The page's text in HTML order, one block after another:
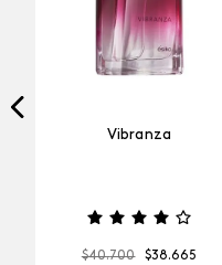
Vibranza
$40.700 $38.665